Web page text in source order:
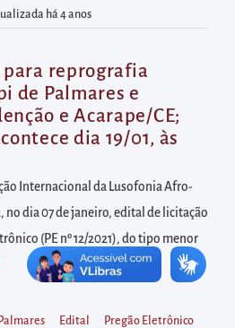
há 4 anos
reprografia
de Palmares e
e Acarape/CE;
dia 19/01, às
Internacional da Lusofonia Afro-
no dia 07 de janeiro, edital de licitação
(PE nº 12/2021), do tipo menor
Edital Pregão Eletrônico